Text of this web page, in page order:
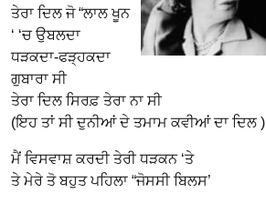
ਤੇਰਾ ਦਿਲ ਜੋ “ਲਾਲ ਖੂਨ
‘ ‘ਚ ਉਬਲਦਾ
ਧੜਕਦਾ-ਫੜ੍ਹਕਦਾ
ਗੁਬਾਰਾ ਸੀ
ਤੇਰਾ ਦਿਲ ਸਿਰਫ਼ ਤੇਰਾ ਨਾ ਸੀ
(ਇਹ ਤਾਂ ਸੀ ਦੁਨੀਆਂ ਦੇ ਤਮਾਮ ਕਵੀਆਂ ਦਾ ਦਿਲ )
ਮੈਂ ਵਿਸਵਾਸ਼ ਕਰਦੀ ਤੇਰੀ ਧੜਕਨ ‘ਤੇ
ਤੇ ਮੇਰੇ ਤੋ ਬਹੁਤ ਪਹਿਲਾ “ਜੋਸਸੀ ਬਿਲਸ’